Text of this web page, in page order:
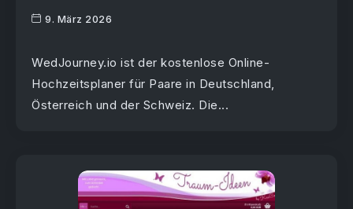
9. März 2026
WedJourney.io ist der kostenlose Online-
Hochzeitsplaner für Paare in Deutschland,
Österreich und der Schweiz. Die...